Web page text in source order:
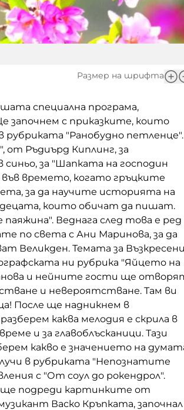
Размер на шрифта
специална програма,
започнем с приказките, които
рубриката "Ранобудно петленце".
от Ръдиърд Киплинг, за
за "Шапката на господин
времето, когато гръцките
за да научите историята на
децата, които обичат да пишат.
Веднага след това е ред
по света с Ани Маринова, за да
Великден. Темата за
ни рубрика "Яйцето на
и нейните гости ще
и невероятстване. Там ви
После ще надникнем в
каква мелодия е скрила в
и за главоблъсканици. Тази
какво е значението на
в рубриката "Непознатите
с "От соул до рокендрол".
подреди картинките от
Васко Кръпката, започнал